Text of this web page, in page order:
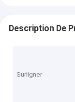
Description De
Surligner